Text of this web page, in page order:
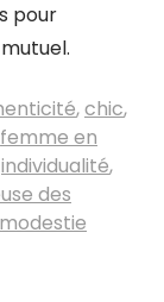
pour
,chic,
femme en
individualité,
des